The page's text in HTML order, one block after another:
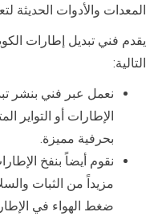
المعدات والأدوات الحديثة
يقدم فني تبديل إطارات
التالية:
نعمل عبر فني بنشر
الإطارات أو التواير
بحرفية مميزة.
نقوم أيضاً بنفخ
مزيداً من الثبات
ضغط الهواء في